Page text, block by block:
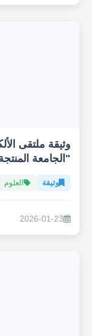
وثيقة ملتقى
"الجامعة
وثيقة العلوم
2026-01-23